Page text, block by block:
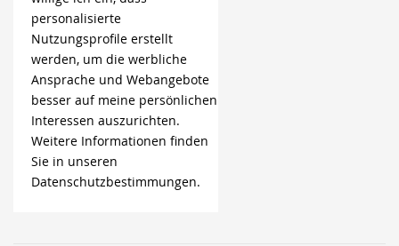
personalisierte
Nutzungsprofile erstellt
werden, um die werbliche
Ansprache und Webangebote
besser auf meine persönlichen
Interessen auszurichten.
Weitere Informationen finden
Sie in unseren
Datenschutzbestimmungen.